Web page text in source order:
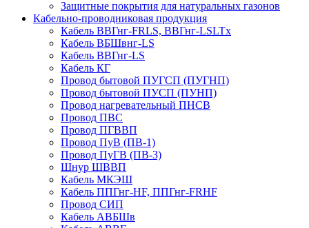
Защитные покрытия для натуральных газонов
Кабельно-проводниковая продукция
Кабель ВВГнг-FRLS, ВВГнг-LSLTx
Кабель ВБШвнг-LS
Кабель ВВГнг-LS
Кабель КГ
Провод бытовой ПУГСП (ПУГНП)
Провод бытовой ПУСП (ПУНП)
Провод нагревательный ПНСВ
Провод ПВС
Провод ПГВВП
Провод ПуВ (ПВ-1)
Провод ПуГВ (ПВ-3)
Шнур ШВВП
Кабель МКЭШ
Кабель ППГнг-HF, ППГнг-FRHF
Провод СИП
Кабель АВБШв